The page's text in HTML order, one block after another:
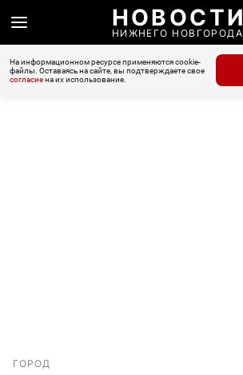
НОВОСТИ
НИЖНЕГО НОВГОРОДА
На информационном ресурсе применяются cookie-
файлы. Оставаясь на сайте, вы подтверждаете свое
согласиена их использование.
ГОРОД